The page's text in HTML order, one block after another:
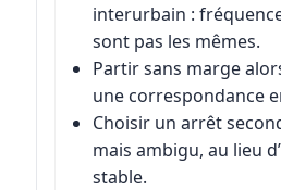
interurbain :
sont pas les mêmes.
Partir sans marge
une correspondance
Choisir un arrêt
mais ambigu, au lieu
stable.